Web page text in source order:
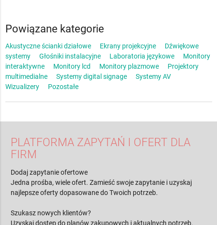
Powiązane kategorie
Akustyczne ścianki działowe Ekrany projekcyjne
Dźwiękowe
systemy
Głośniki instalacyjne Laboratoria językowe
Monitory
interaktywne
Monitory lcd Monitory plazmowe
Projektory
multimedialne
Systemy digital signage
Systemy AV
Wizualizery
Pozostałe
PLATFORMA ZAPYTAŃ I OFERT DLA
FIRM
Dodaj zapytanie ofertowe
Jedna prośba, wiele ofert. Zamieść swoje zapytanie i uzyskaj
najlepsze oferty dopasowane do Twoich potrzeb.
Szukasz nowych klientów?
Uzyskaj dostęp do planów zakupowych i aktualnych potrzeb.